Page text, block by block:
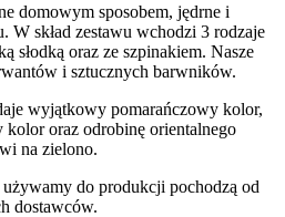
domowym sposobem, jędrne i
W skład zestawu wchodzi 3 rodzaje
słodką oraz ze szpinakiem. Nasze
i sztucznych barwników.
wyjątkowy pomarańczowy kolor,
kolor oraz odrobinę orientalnego
na zielono.
do produkcji pochodzą od
dostawców.